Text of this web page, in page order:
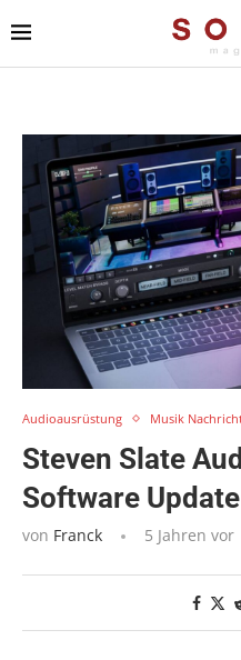
Audioausrüstung Musik
Steven Slate
Software Update
von Franck 5 Jahren vor